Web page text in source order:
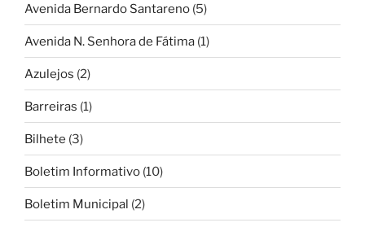
Avenida Bernardo Santareno (5)
Avenida N. Senhora de Fátima (1)
Azulejos (2)
Barreiras (1)
Bilhete (3)
Boletim Informativo (10)
Boletim Municipal (2)